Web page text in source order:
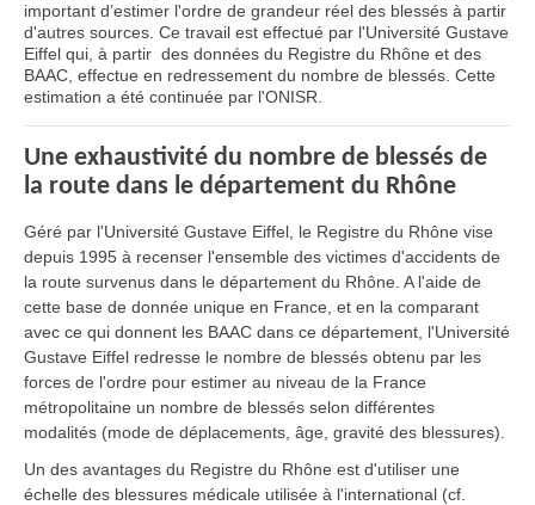
important d’estimer l'ordre de grandeur réel des blessés à partir
d'autres sources. Ce travail est effectué par l'Université Gustave
Eiffel qui, à partir des données du Registre du Rhône et des
BAAC, effectue en redressement du nombre de blessés. Cette
estimation a été continuée par l'ONISR.
Une exhaustivité du nombre de blessés de
la route dans le département du Rhône
Géré par l'Université Gustave Eiffel, le Registre du Rhône vise
depuis 1995 à recenser l'ensemble des victimes d'accidents de
la route survenus dans le département du Rhône. A l'aide de
cette base de donnée unique en France, et en la comparant
avec ce qui donnent les BAAC dans ce département, l'Université
Gustave Eiffel redresse le nombre de blessés obtenu par les
forces de l'ordre pour estimer au niveau de la France
métropolitaine un nombre de blessés selon différentes
modalités (mode de déplacements, âge, gravité des blessures).
Un des avantages du Registre du Rhône est d'utiliser une
échelle des blessures médicale utilisée à l'international (cf.